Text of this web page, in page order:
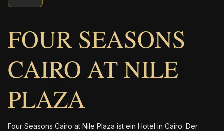
FOUR SEASONS
CAIRO AT NILE
PLAZA
Four Seasons Cairo at Nile Plaza ist ein Hotel in Cairo. Der